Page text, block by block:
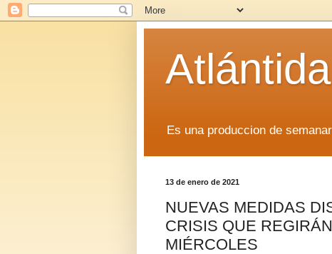
Es una produccion de
13 de enero de 2021
NUEVAS MEDIDAS
CRISIS QUE
MIÉRCOLES